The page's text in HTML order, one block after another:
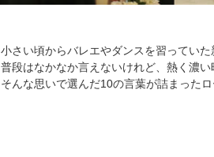
小さい頃からバレエやダンスを習ってい
普段はなかなか言えないけれど、熱く濃
そんな思いで選んだ10の言葉が詰まった